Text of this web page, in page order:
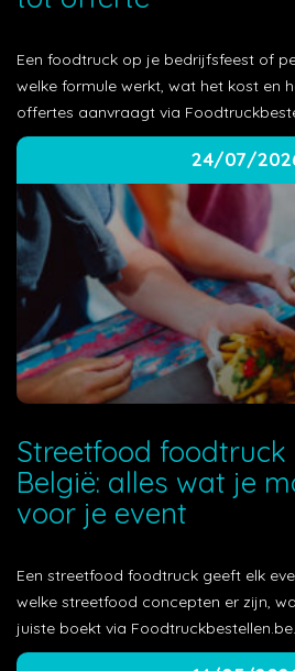
Een foodtruck op je bedrijfsfeest of
welke formule werkt, wat het kost en
offertes aanvraagt via
24/07/
Streetfood foodtruck
België: alles wat je
voor je event
Een streetfood foodtruck geeft elk
welke streetfood concepten er zijn,
juiste boekt via Foodtruckbestellen.be.